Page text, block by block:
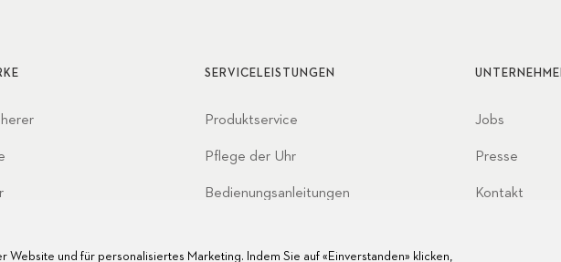
SERVICELEISTUNGEN
Produktservice
Pflege der Uhr
Bedienungsanleitungen
Jobs
Presse
Kontakt
und für personalisiertes Marketing. Indem Sie auf «Einverstanden» klicken,